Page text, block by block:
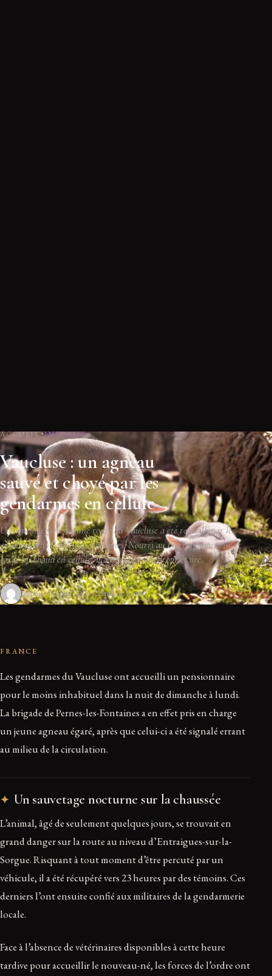
ACCUEIL INSOLITE
Vaucluse : un agneau
sauvé et choyé par les
gendarmes en cellule
Un agneau égaré sur une route du Vaucluse a été recueilli par les
gendarmes de Pernes-les-Fontaines. Nourri au biberon improvisé et
gardé au chaud en cellule, il a retrouvé son propriétaire.
Sophie 19 mai 2026 2 min de lecture
FRANCE
Les gendarmes du Vaucluse ont accueilli un pensionnaire
pour le moins inhabituel dans la nuit de dimanche à lundi.
La brigade de Pernes-les-Fontaines a en effet pris en charge
un jeune agneau égaré, après que celui-ci a été signalé errant
au milieu de la circulation.
Un sauvetage nocturne sur la chaussée
L’animal, âgé de seulement quelques jours, se trouvait en
grand danger sur la route au niveau d’Entraigues-sur-la-
Sorgue. Risquant à tout moment d’être percuté par un
véhicule, il a été récupéré vers 23 heures par des témoins. Ces
derniers l’ont ensuite confié aux militaires de la gendarmerie
locale.
Face à l’absence de vétérinaires disponibles à cette heure
tardive pour accueillir le nouveau-né, les forces de l’ordre ont